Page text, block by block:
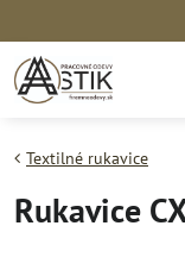
Textilné rukavice
Rukavice